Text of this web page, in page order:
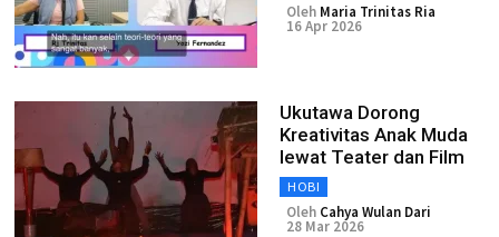
Oleh Maria Trinitas Ria
16 Apr 2026
Ukutawa Dorong
Kreativitas Anak Muda
lewat Teater dan Film
HOBI
Oleh Cahya Wulan Dari
28 Mar 2026